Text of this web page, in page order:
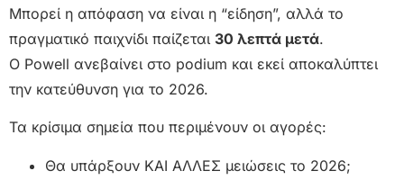
Μπορεί η απόφαση να είναι η “είδηση”, αλλά το
πραγματικό παιχνίδι παίζεται 30 λεπτά μετά.
Ο Powell ανεβαίνει στο podium και εκεί αποκαλύπτει
την κατεύθυνση για το 2026.
Τα κρίσιμα σημεία που περιμένουν οι αγορές:
Θα υπάρξουν ΚΑΙ ΑΛΛΕΣ μειώσεις το 2026;